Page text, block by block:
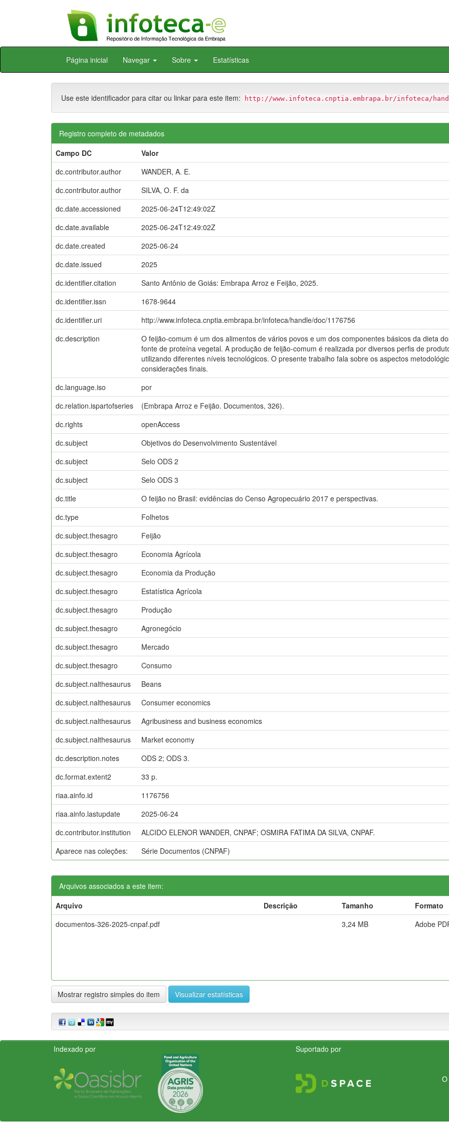
Skip
Página inicial Navegar Sobre Estatísticas
Use este identificador para citar ou linkar para este item: http://www.infoteca.cnptia.embrapa.br/infoteca/
Registro completo de metadados
Campo DC
Valor
dc.contributor.author
WANDER, A. E.
dc.contributor.author
SILVA, O. F. da
dc.date.accessioned
2025-06-24T12:49:02Z
dc.date.available
2025-06-24T12:49:02Z
dc.date.created
2025-06-24
dc.date.issued
2025
dc.identifier.citation
Santo Antônio de Goiás: Embrapa Arroz e Feijão, 2025.
dc.identifier.issn
1678-9644
dc.identifier.uri
http://www.infoteca.cnptia.embrapa.br/infoteca/handle/doc/1176756
dc.description
O feijão-comum é um dos alimentos de vários povos e um dos componentes básicos da dieta
fonte de proteína vegetal. A produção de feijão-comum é realizada por diversos perfis de
utilizando diferentes níveis tecnológicos. O presente trabalho fala sobre os aspectos
considerações finais.
dc.language.iso
por
dc.relation.ispartofseries
(Embrapa Arroz e Feijão. Documentos, 326).
dc.rights
openAccess
dc.subject
Objetivos do Desenvolvimento Sustentável
dc.subject
Selo ODS 2
dc.subject
Selo ODS 3
dc.title
O feijão no Brasil: evidências do Censo Agropecuário 2017 e perspectivas.
dc.type
Folhetos
dc.subject.thesagro
Feijão
dc.subject.thesagro
Economia Agrícola
dc.subject.thesagro
Economia da Produção
dc.subject.thesagro
Estatística Agrícola
dc.subject.thesagro
Produção
dc.subject.thesagro
Agronegócio
dc.subject.thesagro
Mercado
dc.subject.thesagro
Consumo
dc.subject.nalthesaurus
Beans
dc.subject.nalthesaurus
Consumer economics
dc.subject.nalthesaurus
Agribusiness and business economics
dc.subject.nalthesaurus
Market economy
dc.description.notes
ODS 2; ODS 3.
dc.format.extent2
33 p.
riaa.ainfo.id
1176756
riaa.ainfo.lastupdate
2025-06-24
dc.contributor.institution
ALCIDO ELENOR WANDER, CNPAF; OSMIRA FATIMA DA SILVA, CNPAF.
Aparece nas coleções:
Série Documentos (CNPAF)
Arquivos associados a este item:
Arquivo
Descrição Tamanho
Formato
documentos-326-2025-cnpaf.pdf
3,24 MB Adobe
Mostrar registro simples do item Visualizar estatísticas
Indexado por Suportado por